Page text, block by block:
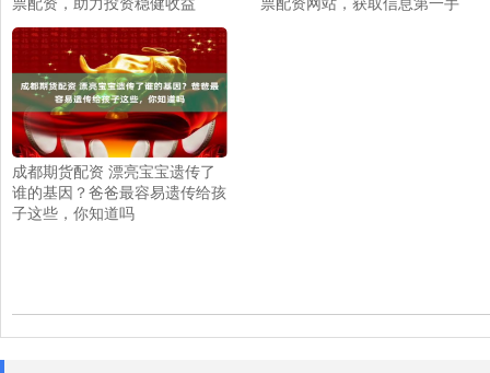
成都期货配资 漂亮宝宝遗传了
谁的基因？爸爸最容易遗传给孩
子这些，你知道吗